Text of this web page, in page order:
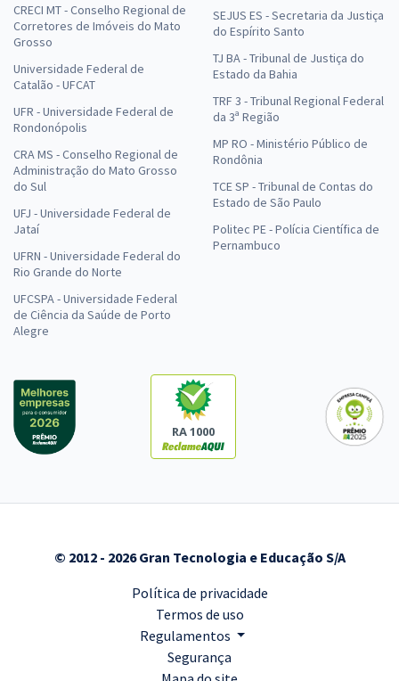
CRECI MT - Conselho Regional de
Corretores de Imóveis do Mato
Grosso
Universidade Federal de
Catalão - UFCAT
UFR - Universidade Federal de
Rondonópolis
CRA MS - Conselho Regional de
Administração do Mato Grosso
do Sul
UFJ - Universidade Federal de
Jataí
UFRN - Universidade Federal do
Rio Grande do Norte
UFCSPA - Universidade Federal
de Ciência da Saúde de Porto
Alegre
SEJUS ES - Secretaria da Justiça
do Espírito Santo
TJ BA - Tribunal de Justiça do
Estado da Bahia
TRF 3 - Tribunal Regional Federal
da 3ª Região
MP RO - Ministério Público de
Rondônia
TCE SP - Tribunal de Contas do
Estado de São Paulo
Politec PE - Polícia Científica de
Pernambuco
RA 1000
© 2012 - 2026 Gran Tecnologia e Educação S/A
Política de privacidade
Termos de uso
Regulamentos
Segurança